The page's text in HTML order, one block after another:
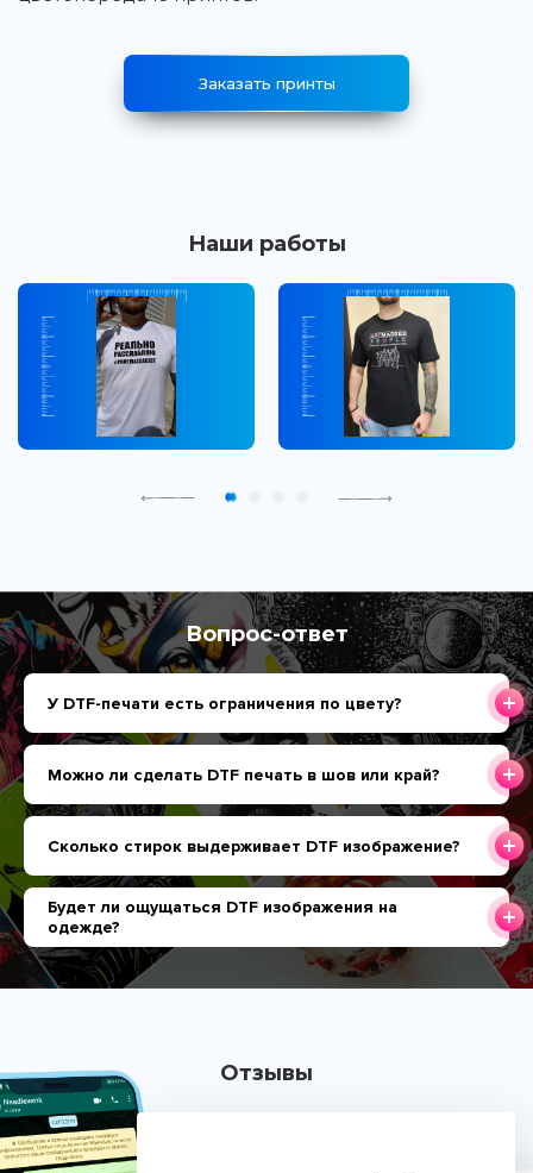
Заказать принты
Наши работы
Вопрос-ответ
У DTF-печати есть ограничения по цвету?
Можно ли сделать DTF печать в шов или край?
Сколько стирок выдерживает DTF изображение?
Будет ли ощущаться DTF изображения на
одежде?
Отзывы